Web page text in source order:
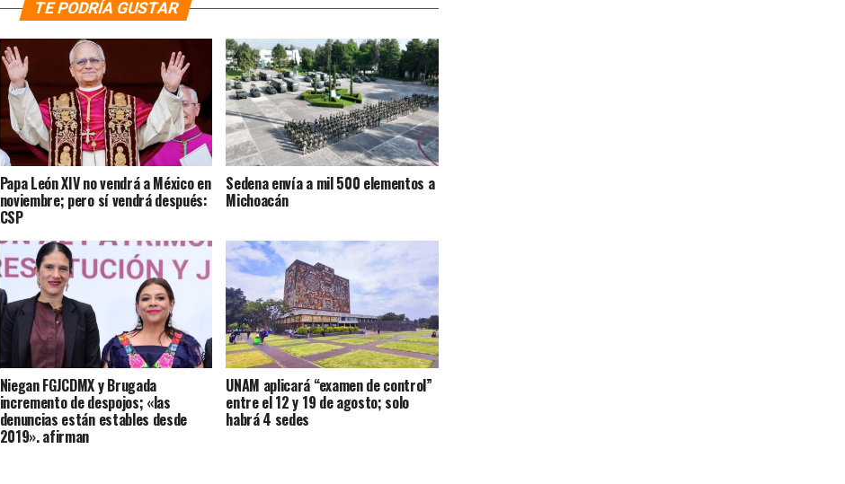
TE PODRÍA GUSTAR
Papa León XIV no vendrá a México en
noviembre; pero sí vendrá después:
CSP
Sedena envía a mil 500 elementos a
Michoacán
Niegan FGJCDMX y Brugada
incremento de despojos; «las
denuncias están estables desde
2019», afirman
UNAM aplicará “examen de control”
entre el 12 y 19 de agosto; solo
habrá 4 sedes